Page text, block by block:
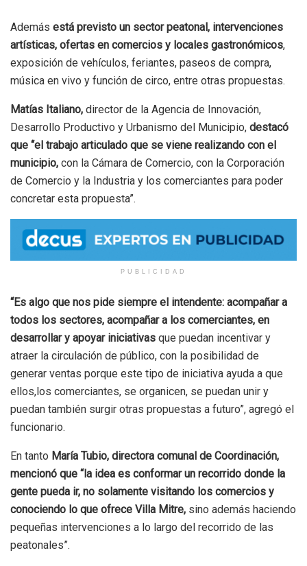
Además está previsto un sector peatonal, intervenciones
artísticas, ofertas en comercios y locales gastronómicos,
exposición de vehículos, feriantes, paseos de compra,
música en vivo y función de circo, entre otras propuestas.
Matías Italiano, director de la Agencia de Innovación,
Desarrollo Productivo y Urbanismo del Municipio, destacó
que “el trabajo articulado que se viene realizando con el
municipio, con la Cámara de Comercio, con la Corporación
de Comercio y la Industria y los comerciantes para poder
concretar esta propuesta”.
PUBLICIDAD
“Es algo que nos pide siempre el intendente: acompañar a
todos los sectores, acompañar a los comerciantes, en
desarrollar y apoyar iniciativas que puedan incentivar y
atraer la circulación de público, con la posibilidad de
generar ventas porque este tipo de iniciativa ayuda a que
ellos,los comerciantes, se organicen, se puedan unir y
puedan también surgir otras propuestas a futuro”, agregó el
funcionario.
En tanto María Tubio, directora comunal de Coordinación,
mencionó que “la idea es conformar un recorrido donde la
gente pueda ir, no solamente visitando los comercios y
conociendo lo que ofrece Villa Mitre, sino además haciendo
pequeñas intervenciones a lo largo del recorrido de las
peatonales”.